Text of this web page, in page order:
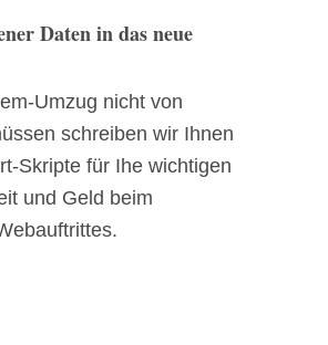
Daten in das neue
Umzug nicht von
schreiben wir Ihnen
Skripte für Ihe wichtigen
und Geld beim